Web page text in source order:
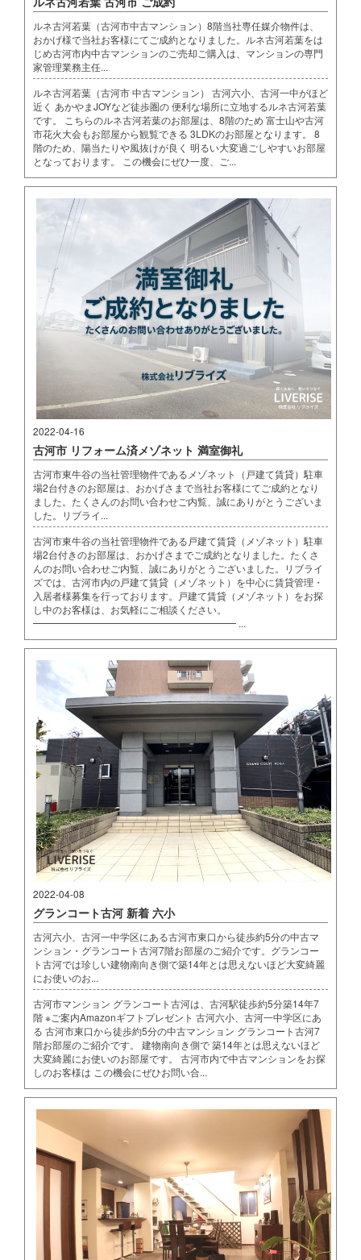
ルネ古河若葉（古河市中古マンション）8階当社専任媒介物件は、
おかげ様で当社お客様にてご成約となりました。ルネ古河若葉をは
じめ古河市内中古マンションのご売却ご購入は、マンションの専門
家管理業務主任...
ルネ古河若葉（古河市 中古マンション） 古河六小、古河一中がほど
近く あかやまJOYなど徒歩圏の 便利な場所に立地するルネ古河若葉
です。 こちらのルネ古河若葉のお部屋は、8階のため 富士山や古河
市花火大会もお部屋から観覧できる 3LDKのお部屋となります。 8
階のため、陽当たりや風抜けが良く 明るい大変過ごしやすいお部屋
となっております。 この機会にぜひ一度、ご...
2022-04-16
古河市 リフォーム済メゾネット 満室御礼
古河市東牛谷の当社管理物件であるメゾネット（戸建て賃貸）駐車
場2台付きのお部屋は、おかげさまで当社お客様にてご成約となり
ました。たくさんのお問い合わせご内覧、誠にありがとうございま
した。リブライ...
古河市東牛谷の当社管理物件である戸建て賃貸（メゾネット）駐車
場2台付きのお部屋は、おかげさまでご成約となりました。たくさ
んのお問い合わせご内覧、誠にありがとうございました。リブライ
ズでは、古河市内の戸建て賃貸（メゾネット）を中心に賃貸管理・
入居者様募集を行っております。戸建て賃貸（メゾネット）をお探
し中のお客様は、お気軽にご相談ください。
━━━━━━━━━━━━━━━━━━━━━ ...
2022-04-08
グランコート古河 新着 六小
古河六小、古河一中学区にある古河市東口から徒歩約5分の中古マ
ンション・グランコート古河7階お部屋のご紹介です。グランコー
ト古河では珍しい建物南向き側で築14年とは思えないほど大変綺麗
にお使いのお...
古河市マンション グランコート古河は、古河駅徒歩約5分築14年7
階 ※ご案内Amazonギフトプレゼント 古河六小、古河一中学区にあ
る 古河市東口から徒歩約5分の中古マンション グランコート古河7
階お部屋のご紹介です。 建物南向き側で 築14年とは思えないほど
大変綺麗にお使いのお部屋です。 古河市内で中古マンションをお探
しのお客様は この機会にぜひお問い合...